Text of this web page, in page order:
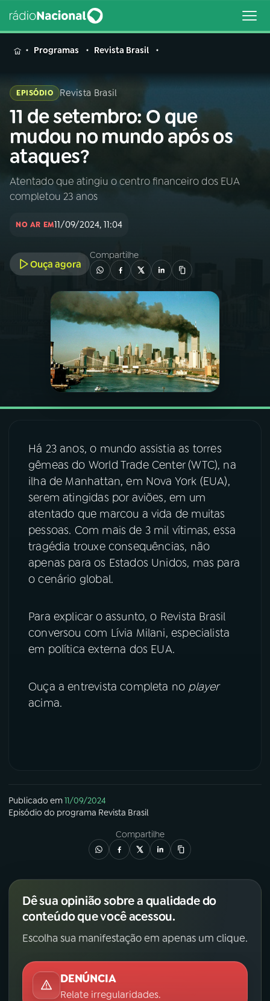
MENU
Buscar
na
Rádio
Nacional
Buscar
AO VIVO
INÍCIO
A RÁDIO
PROGRAMAÇÃO
PROGRAMAS
PODCASTS
07 ÚLTIMAS
08FESTIVAL DE MÚSICA
ACOMPANHE A RÁDIO NACIONAL
YouTube Facebook
Programas Revista Brasil
EPISÓDIO Revista Brasil
11 de setembro: O que
mudou no mundo após os
ataques?
Atentado que atingiu o centro financeiro dos EUA
completou 23 anos
NO AR EM11/09/2024, 11:04
Ouça agora
Compartilhe
Há 23 anos, o mundo assistia as torres
gêmeas do World Trade Center (WTC), na
ilha de Manhattan, em Nova York (EUA),
serem atingidas por aviões, em um
atentado que marcou a vida de muitas
pessoas. Com mais de 3 mil vítimas, essa
tragédia trouxe consequências, não
apenas para os Estados Unidos, mas para
o cenário global.
Para explicar o assunto, o Revista Brasil
conversou com Lívia Milani, especialista
em política externa dos EUA.
Ouça a entrevista completa no player
acima.
Publicado em11/09/2024
Episódio do programa Revista Brasil
Compartilhe
Dê sua opinião sobre a qualidade do
conteúdo que você acessou.
Escolha sua manifestação em apenas um clique.
DENÚNCIA
Relate irregularidades.